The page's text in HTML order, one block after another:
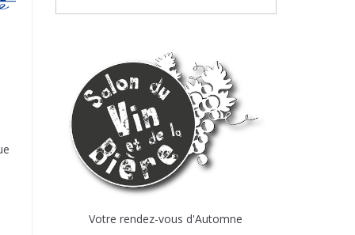
Votre rendez-vous d'Automne